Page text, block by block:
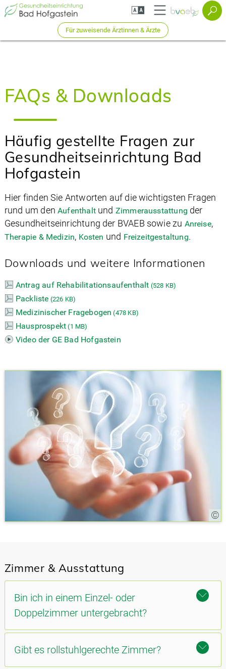
Zum
Seiteninhalt
springen
Zur
Navigation
springen
Für zuweisende Ärztinnen & Ärzte
FAQs & Downloads
Häufig gestellte Fragen zur
Gesundheitseinrichtung Bad
Hofgastein
Hier finden Sie Antworten auf die wichtigsten Fragen
rund um denAufenthaltund Zimmerausstattung der
Gesundheitseinrichtung der BVAEB sowie zu Anreise,
Therapie & Medizin, Kosten und Freizeitgestaltung.
Downloads und weitere Informationen
Antrag auf Rehabilitationsaufenthalt (528 KB)
Packliste (226 KB)
Medizinischer Fragebogen (478 KB)
Hausprospekt (1 MB)
Video der GE Bad Hofgastein
Zimmer & Ausstattung
Bin ich in einem Einzel- oder
Doppelzimmer untergebracht?
Gibt es rollstuhlgerechte Zimmer?